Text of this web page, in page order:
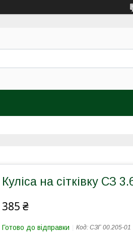
Куліса на сітківку СЗ
385 ₴
Готово до відправки Код: СЗГ 00.205-01